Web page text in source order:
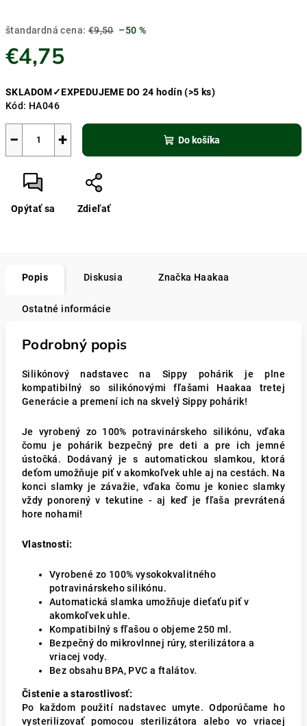
i
d
štandardná cena: €9,50 –50 %
€4,75
cena:
SKLADOM✓EXPEDUJEME DO 24 hodín(>5 ks)
Kód: HA046
+
− Do košíka
Opýtať sa Zdieľať
Popis Diskusia Značka Haakaa
Ostatné informácie
Podrobný popis
Silikónový nadstavec na Sippy pohárik je plne
kompatibilný so silikónovými fľašami Haakaa tretej
Generácie a premení ich na skvelý Sippy pohárik!
Je vyrobený zo 100% potravinárskeho silikónu, vďaka
čomu je pohárik bezpečný pre deti a pre ich jemné
ústočká. Dodávaný je s automatickou slamkou, ktorá
deťom umožňuje piť v akomkoľvek uhle aj na cestách. Na
konci slamky je závažie, vďaka čomu je koniec slamky
vždy ponorený v tekutine - aj keď je fľaša prevrátená
hore nohami!
Vlastnosti:
Vyrobené zo 100% vysokokvalitného
potravinárskeho silikónu.
Automatická slamka umožňuje dieťaťu piť v
akomkoľvek uhle.
Kompatibilný s fľašou o objeme 250 ml.
Bezpečný do mikrovlnnej rúry, sterilizátora a
vriacej vody.
Bez obsahu BPA, PVC a ftalátov.
Čistenie a starostlivosť:
Po každom použití nadstavec umyte. Odporúčame ho
vysterilizovať pomocou sterilizátora alebo vo vriacej